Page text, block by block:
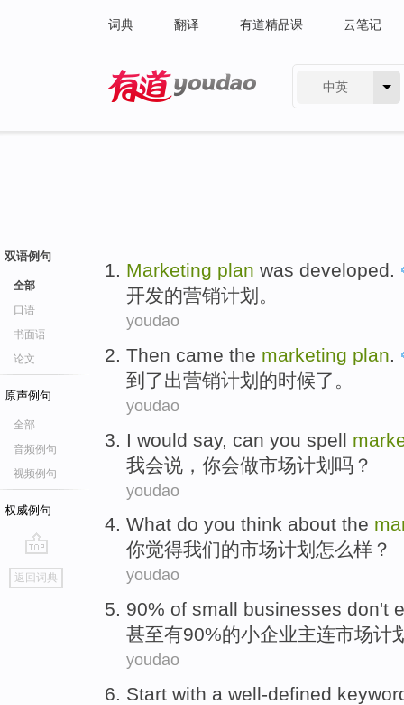
词典 翻译 有道精品课 云笔记
中英
双语例句
全部
口语
书面语
论文
原声例句
全部
音频例句
视频例句
权威例句
go
top
返回词典
Marketing plan was developed.
开发的营销计划 。
youdao
Then came the marketing plan.
到了出营销计划的时候了。
youdao
I would say, can you spell
我会说 ， 你会做市场计划吗？
youdao
What do you think about the
你觉得我们的市场计划 怎么样？
youdao
90% of small businesses don't
甚至有90%的小企业主连市场计
youdao
Start with a well-defined